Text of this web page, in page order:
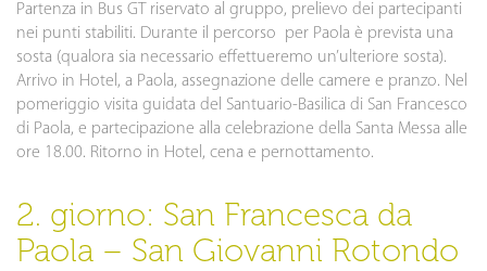
Partenza in Bus GT riservato al gruppo, prelievo dei partecipanti
nei punti stabiliti. Durante il percorso per Paola è prevista una
sosta (qualora sia necessario effettueremo un’ulteriore sosta).
Arrivo in Hotel, a Paola, assegnazione delle camere e pranzo. Nel
pomeriggio visita guidata del Santuario-Basilica di San Francesco
di Paola, e partecipazione alla celebrazione della Santa Messa alle
ore 18.00. Ritorno in Hotel, cena e pernottamento.
2. giorno: San Francesca da
Paola – San Giovanni Rotondo